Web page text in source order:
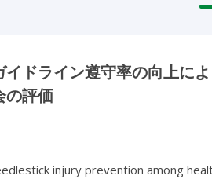
ドライン遵守率の向上に
の評価
injury prevention among